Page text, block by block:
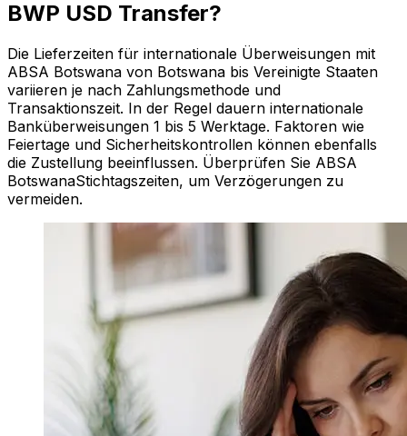
BWP USD Transfer?
Die Lieferzeiten für internationale Überweisungen mit
ABSA Botswana von Botswana bis Vereinigte Staaten
variieren je nach Zahlungsmethode und
Transaktionszeit. In der Regel dauern internationale
Banküberweisungen 1 bis 5 Werktage. Faktoren wie
Feiertage und Sicherheitskontrollen können ebenfalls
die Zustellung beeinflussen. Überprüfen Sie ABSA
BotswanaStichtagszeiten, um Verzögerungen zu
vermeiden.